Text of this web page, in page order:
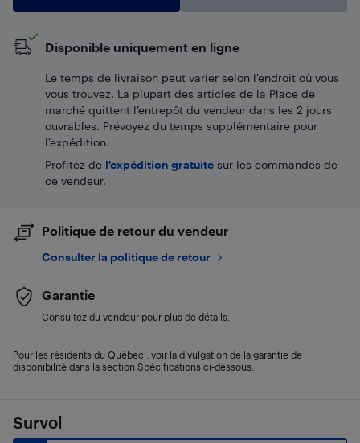
Survol
Disponible uniquement en ligne
Le temps de livraison peut varier selon l'endroit où vous
vous trouvez. La plupart des articles de la Place de
marché quittent l’entrepôt du vendeur dans les 2 jours
ouvrables. Prévoyez du temps supplémentaire pour
l’expédition.
Profitez de l'expédition gratuite sur les commandes de
ce vendeur.
Politique de retour du vendeur
Consulter la politique de retour
Garantie
Consultez du vendeur pour plus de détails.
Pour les résidents du Québec : voir la divulgation de la garantie de
disponibilité dans la section Spécifications ci-dessous.